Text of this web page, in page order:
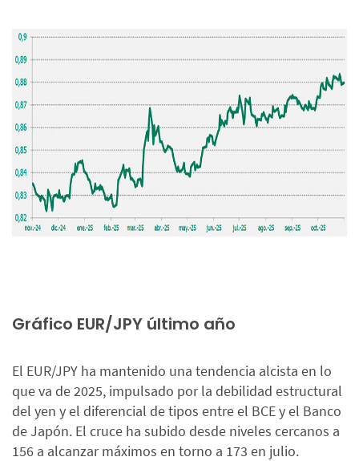
Gráfico EUR/JPY último año
El EUR/JPY ha mantenido una tendencia alcista en lo
que va de 2025, impulsado por la debilidad estructural
del yen y el diferencial de tipos entre el BCE y el Banco
de Japón. El cruce ha subido desde niveles cercanos a
156 a alcanzar máximos en torno a 173 en julio.